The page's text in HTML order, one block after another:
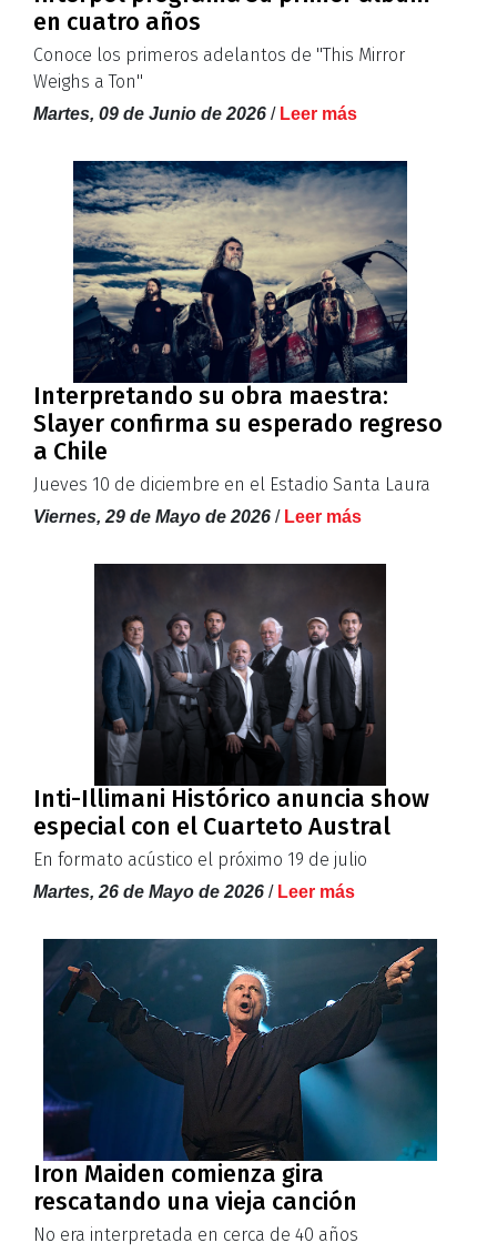
en cuatro años
Conoce los primeros adelantos de ''This Mirror
Weighs a Ton''
Martes, 09 de Junio de 2026 / Leer más
Interpretando su obra maestra:
Slayer confirma su esperado regreso
a Chile
Jueves 10 de diciembre en el Estadio Santa Laura
Viernes, 29 de Mayo de 2026 / Leer más
Inti-Illimani Histórico anuncia show
especial con el Cuarteto Austral
En formato acústico el próximo 19 de julio
Martes, 26 de Mayo de 2026 / Leer más
Iron Maiden comienza gira
rescatando una vieja canción
No era interpretada en cerca de 40 años